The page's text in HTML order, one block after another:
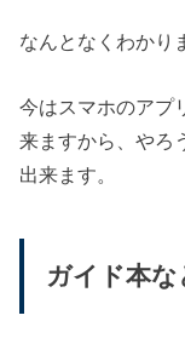
なんとなくわかり
今はスマホのアプ
来ますから、やろ
出来ます。
ガイド本な